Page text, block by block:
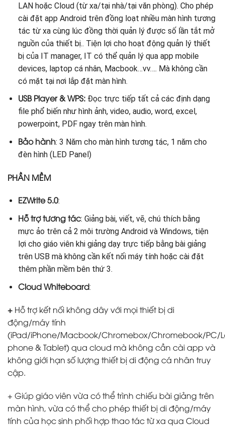
LAN hoặc Cloud (từ xa/tại nhà/tại văn phòng). Cho phép
cài đặt app Android trên đồng loạt nhiều màn hình tương
tác từ xa cùng lúc đồng thời quản lý được số lần tắt mở
nguồn của thiết bị.. Tiện lợi cho hoạt động quản lý thiết
bị của IT manager, IT có thể quản lý qua app mobile
devices, laptop cá nhân, Macbook…vv…. Mà không cần
có mặt tại nơi lắp đặt màn hình.
USB Player & WPS: Đọc trực tiếp tất cả các định dạng
file phổ biến như hình ảnh, video, audio, word, excel,
powerpoint, PDF ngay trên màn hình.
Bảo hành: 3 Năm cho màn hình tương tác, 1 năm cho
đèn hình (LED Panel)
PHẦN MỀM
EZWrite 5.0:
Hỗ trợ tương tác: Giảng bài, viết, vẽ, chú thích bằng
mực ảo trên cả 2 môi trường Android và Windows, tiện
lợi cho giáo viên khi giảng dạy trực tiếp bằng bài giảng
trên USB mà không cần kết nối máy tính hoặc cài đặt
thêm phần mềm bên thứ 3.
Cloud Whiteboard:
+ Hỗ trợ kết nối không dây với mọi thiết bị di
động/máy tính
(iPad/iPhone/Macbook/Chromebox/Chromebook/PC/
phone & Tablet) qua cloud mà không cần cài app và
không giới hạn số lượng thiết bị di động cá nhân truy
cập.
+ Giúp giáo viên vừa có thể trình chiếu bài giảng trên
màn hình, vừa có thể cho phép thiết bị di động/máy
tính của học sinh phối hợp thao tác từ xa qua Cloud